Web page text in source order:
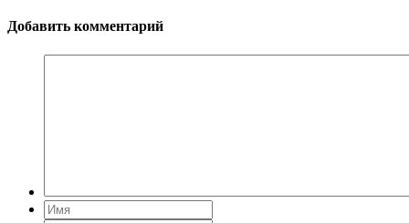
Добавить комментарий